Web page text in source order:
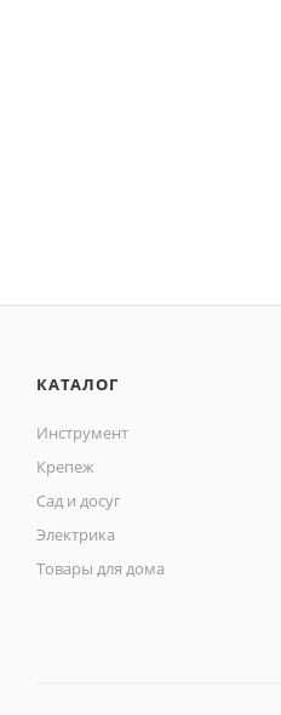
КАТАЛОГ
Инструмент
Крепеж
Сад и досуг
Электрика
Товары для дома